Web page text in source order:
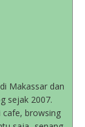
Makassar dan
sejak 2007.
cafe, browsing